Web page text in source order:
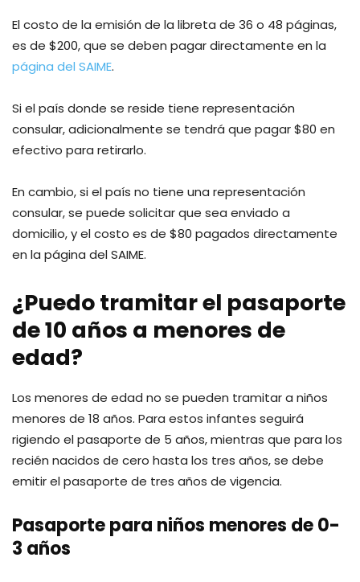
El costo de la emisión de la libreta de 36 o 48 páginas,
es de $200, que se deben pagar directamente en la
página del SAIME.
Si el país donde se reside tiene representación
consular, adicionalmente se tendrá que pagar $80 en
efectivo para retirarlo.
En cambio, si el país no tiene una representación
consular, se puede solicitar que sea enviado a
domicilio, y el costo es de $80 pagados directamente
en la página del SAIME.
¿Puedo tramitar el pasaporte
de 10 años a menores de
edad?
Los menores de edad no se pueden tramitar a niños
menores de 18 años. Para estos infantes seguirá
rigiendo el pasaporte de 5 años, mientras que para los
recién nacidos de cero hasta los tres años, se debe
emitir el pasaporte de tres años de vigencia.
Pasaporte para niños menores de 0-
3 años